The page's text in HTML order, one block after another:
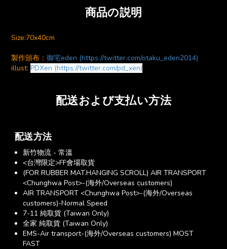
商品の説明
Size:70x40cm
製作頒布： 御宅eden (https://twitter.com/otaku_eden2014)
illust: PDXen (https://twitter.com/pd_xen)
配送および支払い方法
配送方法
新竹物流 - 常溫
<台灣限定>FF會場取貨
(FOR RUBBER MAT.HANGING SCROLL) AIR TRANSPORT
<Chunghwa Post>-(海外/Overseas customers)
AIR TRANSPORT <Chunghwa Post>-(海外/Overseas
customers)-Normal Speed
7-11 純取貨 (Taiwan Only)
全家 純取貨 (Taiwan Only)
EMS-Air transport-(海外/Overseas customers) MOST
FAST